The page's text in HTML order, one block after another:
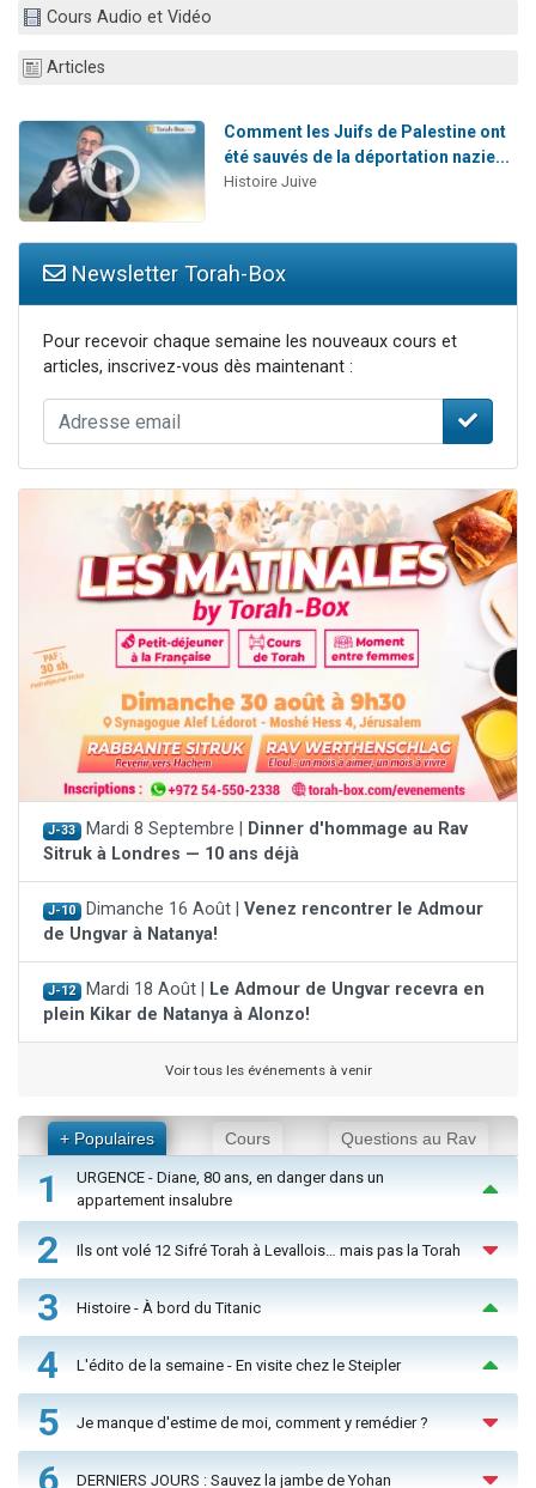
Ariel vient de donner son Maasser
6 personnes viennent de faire un don pour 5 enfants déjà orphelins risquent de perdre leur maman
3 personnes viennent de nous rejoindre sur WhatsApp
Cours Audio et Vidéo
Articles
Comment les Juifs de Palestine ont
été sauvés de la déportation nazie...
Histoire Juive
Newsletter Torah-Box
Pour recevoir chaque semaine les nouveaux cours et
articles, inscrivez-vous dès maintenant :
J-33 Mardi 8 Septembre | Dinner d'hommage au Rav
Sitruk à Londres — 10 ans déjà
J-10 Dimanche 16 Août | Venez rencontrer le Admour
de Ungvar à Natanya!
J-12 Mardi 18 Août | Le Admour de Ungvar recevra en
plein Kikar de Natanya à Alonzo!
Voir tous les événements à venir
+ Populaires Cours Questions au Rav
1
URGENCE - Diane, 80 ans, en danger dans un
appartement insalubre
2 Ils ont volé 12 Sifré Torah à Levallois… mais pas la Torah
3 Histoire - À bord du Titanic
4 L'édito de la semaine - En visite chez le Steipler
5 Je manque d'estime de moi, comment y remédier ?
DERNIERS JOURS : Sauvez la jambe de Yohan